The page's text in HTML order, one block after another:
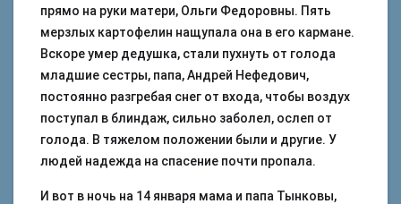
прямо на руки матери, Ольги Федоровны. Пять
мерзлых картофелин нащупала она в его кармане.
Вскоре умер дедушка, стали пухнуть от голода
младшие сестры, папа, Андрей Нефедович,
постоянно разгребая снег от входа, чтобы воздух
поступал в блиндаж, сильно заболел, ослеп от
голода. В тяжелом положении были и другие. У
людей надежда на спасение почти пропала.
И вот в ночь на 14 января мама и папа Тынковы,